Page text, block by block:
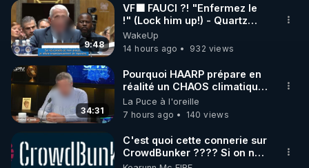
▶ Site RGNR : https://www.regenere.org
▶ Site Rencontres de la Régénération :
http://www.rencontres-regeneration.com/
https://www.instagram.com/rdlr_thierrycasasnovas/
9:48
VF🟩 FAUCI ?! "Enfermez le
!" (Lock him up!) - Quartz
Traduction
WakeUp
14 hours ago
932 views
34:31
Pourquoi HAARP prépare en
réalité un CHAOS climatique,
on répond
La Puce à l'oreille
7 hours ago
140 views
C'est quoi cette connerie sur
CrowdBunker ???? Si on ne
peut plus publier, c'est un